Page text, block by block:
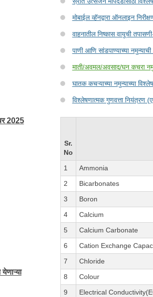
मोबाईल व्हॅनद्वारा ऑनलाइन
वाहनातील निष्कास वायूची
पाणी आणि सांडपाण्याच्या
माती/अवमल/अवसाद/घन कचरा
घातक कचऱ्याच्या नमुन्याच्या
विश्लेषणात्मक गुणवत्ता नियंत्रण
Sr.
No
1
Ammonia
2
Bicarbonates
3
Boron
4
Calcium
5
Calcium Carbonate
6
Cation Exchange
7
Chloride
8
Colour
9
Electrical
2025